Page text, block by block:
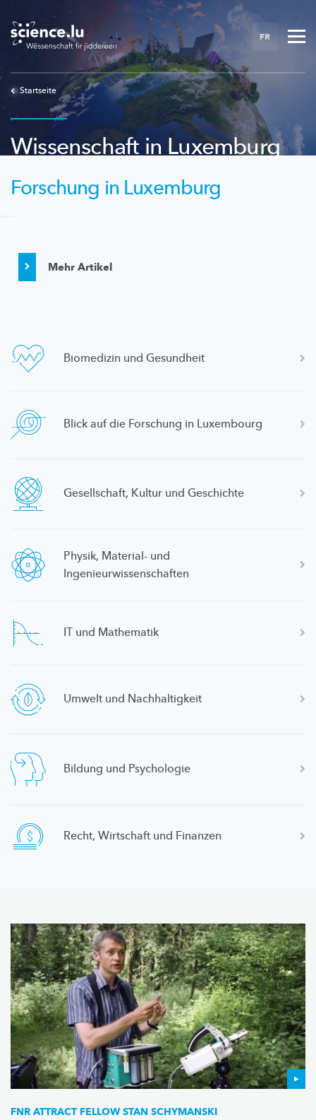
main
content
FR
Startseite
Wissenschaft in Luxemburg
Forschung in Luxemburg
Mehr Artikel
Biomedizin und Gesundheit
Blick auf die Forschung in Luxembourg
Gesellschaft, Kultur und Geschichte
Physik, Material- und
Ingenieurwissenschaften
IT und Mathematik
Umwelt und Nachhaltigkeit
Bildung und Psychologie
Recht, Wirtschaft und Finanzen
FNR ATTRACT FELLOW STAN SCHYMANSKI